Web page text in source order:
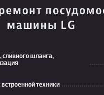
машины LG
сливного шланга,
техники